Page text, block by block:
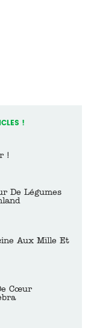
!
!
De Légumes
Aux Mille Et
Cœur